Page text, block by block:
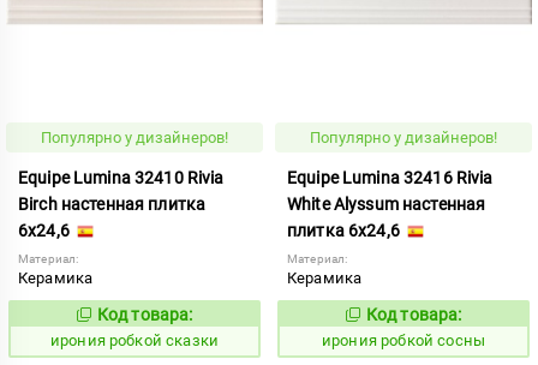
Популярно у дизайнеров!
Equipe Lumina 32410 Rivia
Birch настенная плитка
6x24,6
Материал:
Керамика
1103590
Код товара:
ирония робкой сказки
Популярно у дизайнеров!
Equipe Lumina 32416 Rivia
White Alyssum настенная
плитка 6x24,6
Материал:
Керамика
1103597
Код товара:
ирония робкой сосны